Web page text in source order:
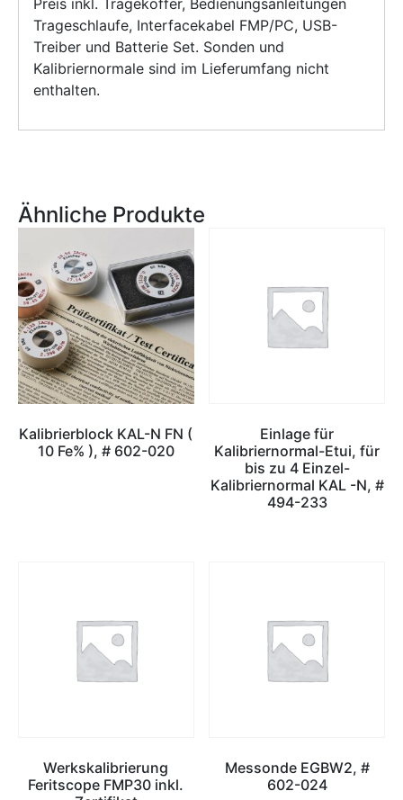
Preis inkl. Tragekoffer, Bedienungsanleitungen
Trageschlaufe, Interfacekabel FMP/PC, USB-
Treiber und Batterie Set. Sonden und
Kalibriernormale sind im Lieferumfang nicht
enthalten.
Ähnliche Produkte
Kalibrierblock KAL-N FN (
10 Fe% ), # 602-020
Einlage für
Kalibriernormal-Etui, für
bis zu 4 Einzel-
Kalibriernormal KAL -N, #
494-233
Werkskalibrierung
Feritscope FMP30 inkl.
Messonde EGBW2, #
602-024